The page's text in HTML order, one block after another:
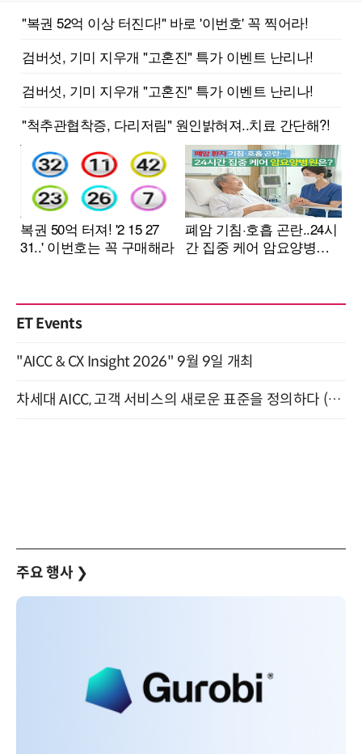
ET Events
"AICC & CX Insight 2026" 9월 9일 개최
차세대 AICC, 고객 서비스의 새로운 표준을 정의하다 (9/9)
주요 행사 ❯